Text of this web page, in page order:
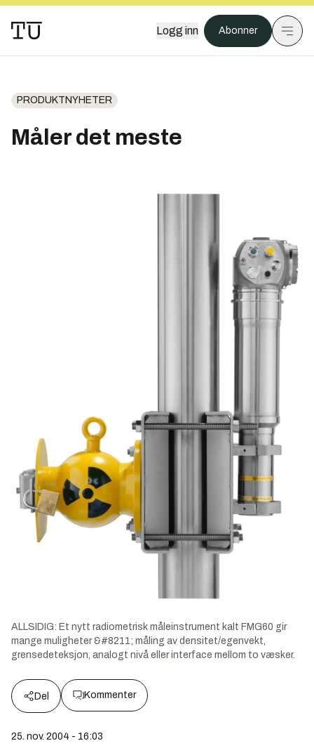
Logg inn Abonner
PRODUKTNYHETER
Måler det meste
ALLSIDIG: Et nytt radiometrisk måleinstrument kalt FMG60 gir
mange muligheter &#8211; måling av densitet/egenvekt,
grensedeteksjon, analogt nivå eller interface mellom to væsker.
Del Kommenter
25. nov. 2004 - 16:03